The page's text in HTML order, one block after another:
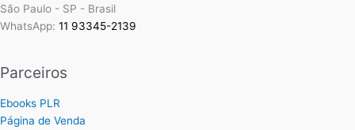
São Paulo - SP - Brasil
WhatsApp: 11 93345-2139
Parceiros
Ebooks PLR
Página de Venda